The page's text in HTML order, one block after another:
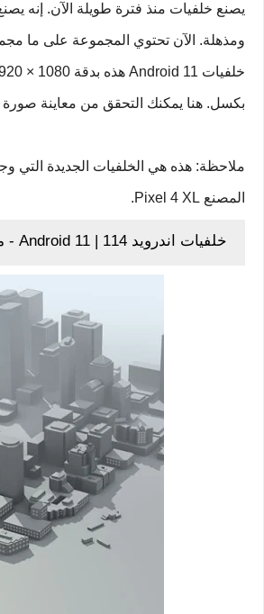
يصنع خلفيات منذ فترة طويلة الآن. إنه
بكسل. هنا يمكنك التحقق من معاينة صورة
ملاحظة: هذه هي الخلفيات الجديدة التي
المصنع Pixel 4 XL.
خلفيات اندرويد 114 | Android 11 - معاينة